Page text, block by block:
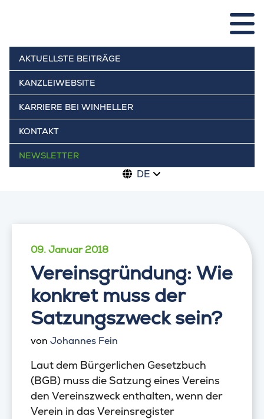
AKTUELLSTE BEITRÄGE
KANZLEIWEBSITE
KARRIERE BEI WINHELLER
KONTAKT
NEWSLETTER
DE
09. Januar 2018
Vereinsgründung: Wie
konkret muss der
Satzungszweck sein?
von Johannes Fein
Laut dem Bürgerlichen Gesetzbuch
(BGB) muss die Satzung eines Vereins
den Vereinszweck enthalten, wenn der
Verein in das Vereinsregister